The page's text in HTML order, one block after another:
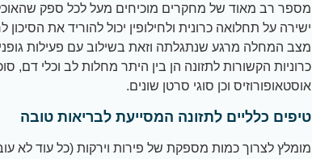
מספר רב מאוד של מחקרים מוכיחים מעל לכל ספק
ישירה על תחלואה כרונית ולחילופין יכול להוריד את
מצב המחלה מרגע שנתגלתה וזאת בשילוב עם פעילות
כרוניות הקשורות לתזונה הן בין היתר מחלות לב וכלי דם,
אוסטאופורוזיס וכן סוגי סרטן שונים.
טיפים כלליים לתזונה המסייעת לבריאות טובה
מומלץ לצרוך כמות מספקת של פירות וירקות (כל עוד לא